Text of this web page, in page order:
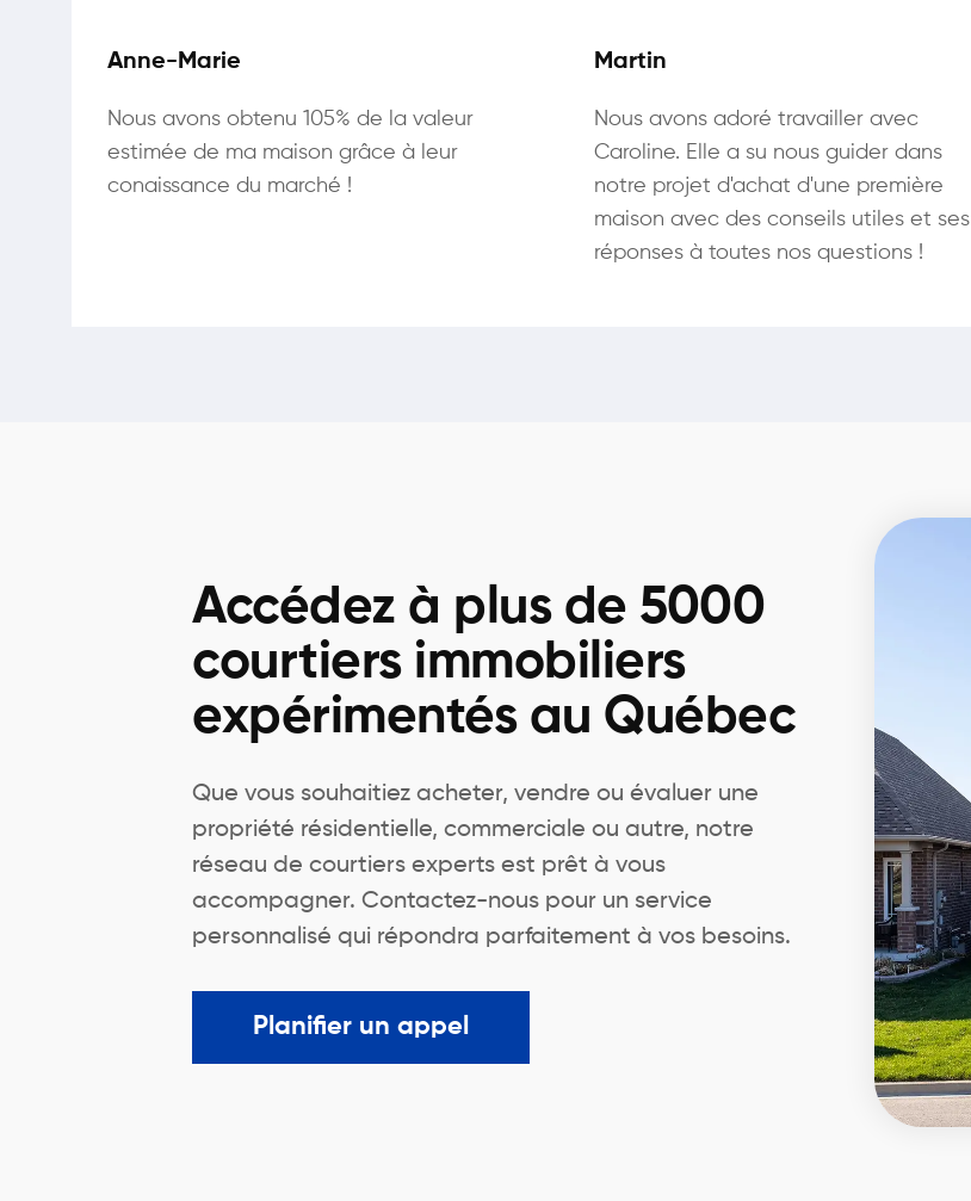
Anne-Marie
Nous avons obtenu 105% de la valeur
estimée de ma maison grâce à leur
conaissance du marché !
Martin
Nous avons adoré travailler avec
Caroline. Elle a su nous guider dans
notre projet d'achat d'une première
maison avec des conseils utiles et ses
réponses à toutes nos questions !
Accédez à plus de 5000
courtiers immobiliers
expérimentés au Québec
Que vous souhaitiez acheter, vendre ou évaluer une
propriété résidentielle, commerciale ou autre, notre
réseau de courtiers experts est prêt à vous
accompagner. Contactez-nous pour un service
personnalisé qui répondra parfaitement à vos besoins.
Planifier un appel